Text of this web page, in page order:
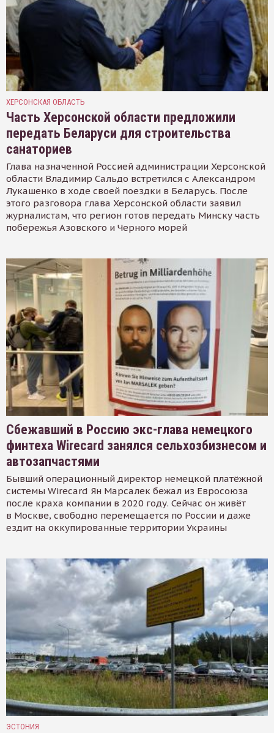
ХЕРСОНСКАЯ ОБЛАСТЬ
Часть Херсонской области предложили
передать Беларуси для строительства
санаториев
Глава назначенной Россией администрации Херсонской
области Владимир Сальдо встретился с Александром
Лукашенко в ходе своей поездки в Беларусь. После
этого разговора глава Херсонской области заявил
журналистам, что регион готов передать Минску часть
побережья Азовского и Черного морей
Сбежавший в Россию экс-глава немецкого
финтеха Wirecard занялся сельхозбизнесом и
автозапчастями
Бывший операционный директор немецкой платёжной
системы Wirecard Ян Марсалек бежал из Евросоюза
после краха компании в 2020 году. Сейчас он живёт
в Москве, свободно перемещается по России и даже
ездит на оккупированные территории Украины
ЭСТОНИЯ